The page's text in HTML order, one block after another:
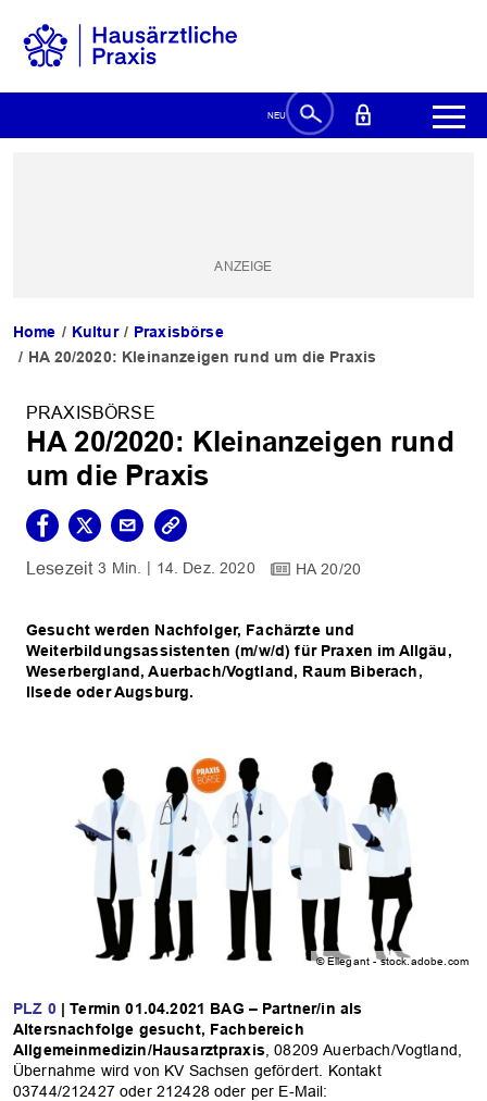
Home Kultur
Praxisbörse
HA 20/2020: Kleinanzeigen rund um die Praxis
PRAXISBÖRSE
HA 20/2020: Kleinanzeigen rund
um die Praxis
3 Min. 14. Dez. 2020 HA 20/20
Gesucht werden Nachfolger, Fachärzte und
Weiterbildungsassistenten (m/w/d) für Praxen im Allgäu,
Weserbergland, Auerbach/Vogtland, Raum Biberach,
Ilsede oder Augsburg.
© Ellegant - stock.adobe.com
PLZ 0 | Termin 01.04.2021 BAG – Partner/in als
Altersnachfolge gesucht, Fachbereich
Allgemeinmedizin/Hausarztpraxis , 08209 Auerbach/Vogtland,
Übernahme wird von KV Sachsen gefördert. Kontakt
03744/212427 oder 212428 oder per E-Mail: